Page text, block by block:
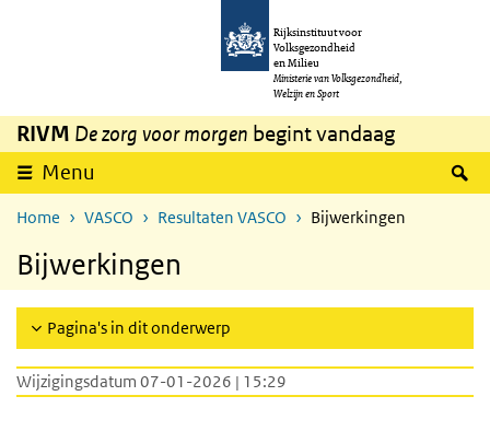
Overslaan en naar de inhoud gaan
Rijksinstituut voor
Volksgezondheid
en Milieu
Ministerie van Volksgezondheid,
Welzijn en Sport
RIVM De zorg voor morgen begint vandaag
Menu
Home VASCO Resultaten VASCO Bijwerkingen
Bijwerkingen
Pagina's in dit onderwerp
Wijzigingsdatum 07-01-2026 | 15:29